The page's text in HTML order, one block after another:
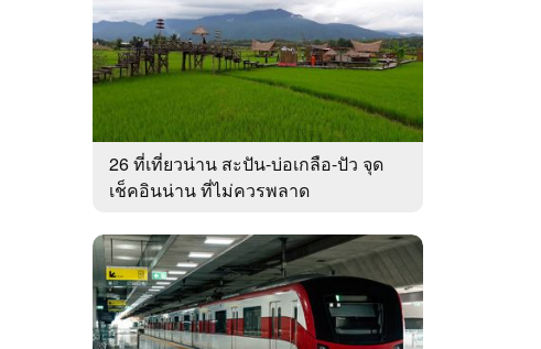
26 ที่เที่ยวน่าน สะปัน-บ่อเกลือ-ปัว จุด
เช็คอินน่าน ที่ไม่ควรพลาด